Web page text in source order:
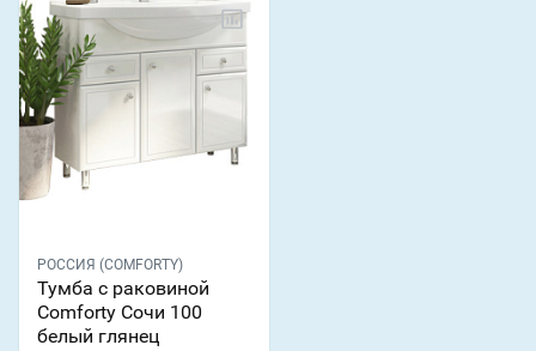
РОССИЯ (COMFORTY)
Тумба с раковиной
Comforty Сочи 100
белый глянец